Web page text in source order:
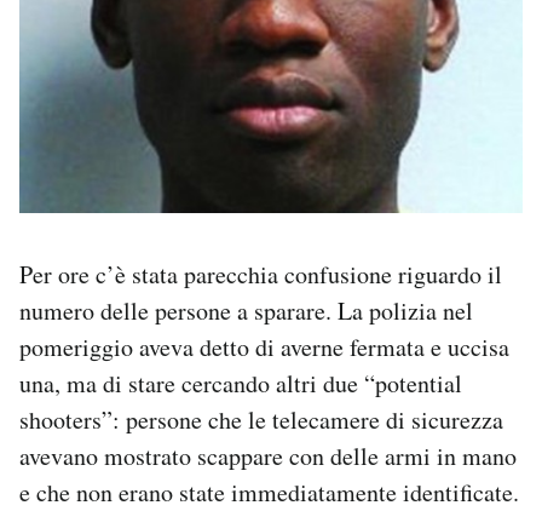
Per ore c’è stata parecchia confusione riguardo il
numero delle persone a sparare. La polizia nel
pomeriggio aveva detto di averne fermata e uccisa
una, ma di stare cercando altri due “potential
shooters”: persone che le telecamere di sicurezza
avevano mostrato scappare con delle armi in mano
e che non erano state immediatamente identificate.